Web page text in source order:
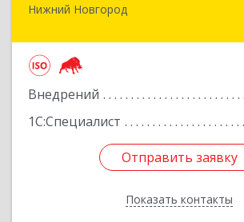
Нижний Новгород
Внедрений
1С:Специалист
Отправить заявку
Показать контакты
603000, Нижегородская обл,
Отправить заявку
Назад